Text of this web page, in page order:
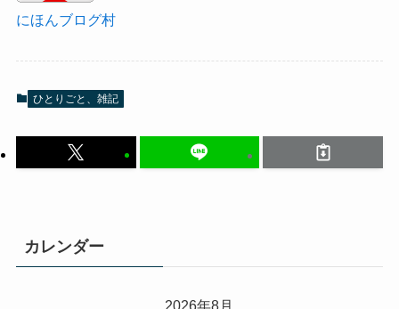
にほんブログ村
ひとりごと、雑記
カレンダー
2026年8月